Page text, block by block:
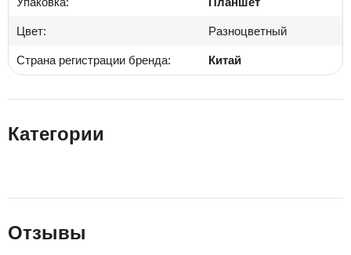
Цвет: Разноцветный
Страна регистрации бренда: Китай
Категории
Отзывы